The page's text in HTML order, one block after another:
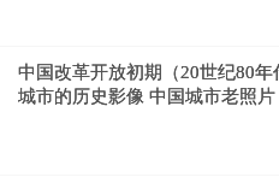
中国改革开放初期（20世纪80年
城市的历史影像 中国城市老照片